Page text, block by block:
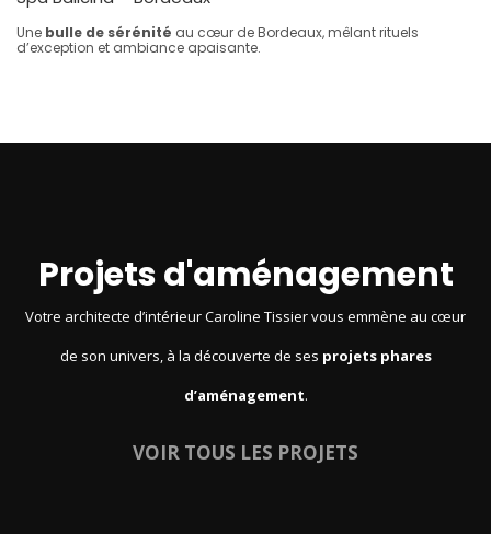
Une bulle de sérénité au cœur de Bordeaux, mêlant rituels
d’exception et ambiance apaisante.
Projets d'aménagement
Votre architecte d’intérieur Caroline Tissier vous emmène au cœur
de son univers, à la découverte de ses projets phares
d’aménagement.
VOIR TOUS LES PROJETS